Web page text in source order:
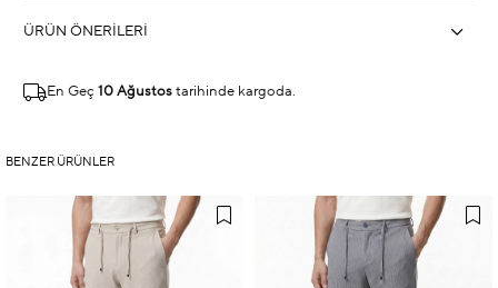
ÜRÜN ÖNERILERI
En Geç 10 Ağustos tarihinde kargoda.
BENZER ÜRÜNLER